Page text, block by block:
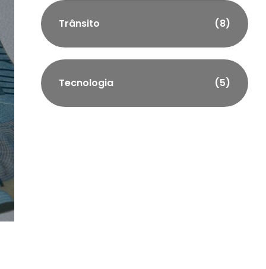
Trânsito (8)
Tecnologia (5)